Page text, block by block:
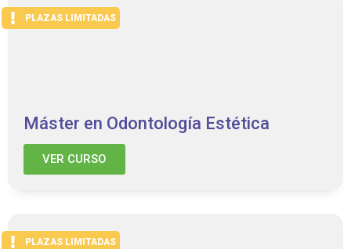
PLAZAS LIMITADAS
Máster en Odontología Estética
VER CURSO
PLAZAS LIMITADAS